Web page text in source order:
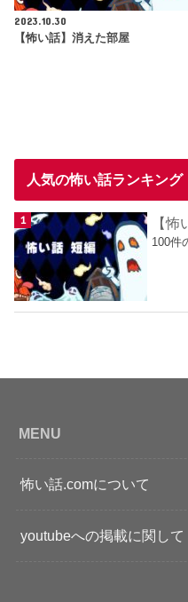
2023.10.30
【怖い話】消えた部屋
人気の怖い話ランキング
【
100件
MENU
怖い話.comについて
youtubeへの掲載に関して